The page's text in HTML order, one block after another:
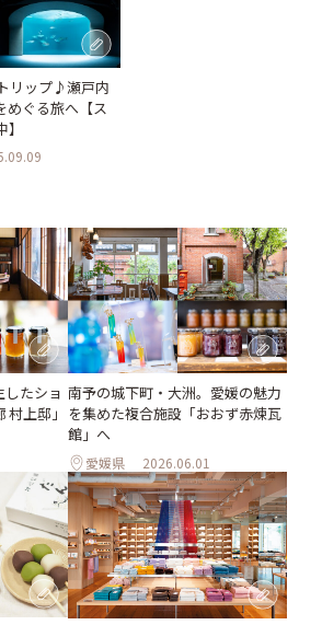
リップ♪瀬戸内
めぐる旅へ【ス
たショ
上邸」
南予の城下町・大洲。愛媛の魅力
を集めた複合施設「おおず赤煉瓦
館」へ
愛媛県 2026.06.01